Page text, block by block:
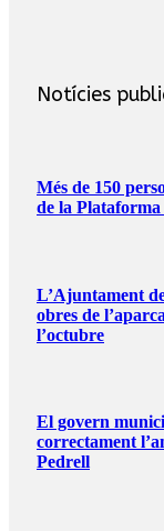
Notícies
Més de 150
de la
L’Ajuntament
obres de
l’octubre
El govern
correctament
Pedrell